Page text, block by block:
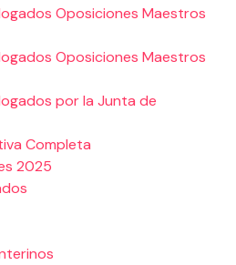
Oposiciones Maestros
Oposiciones Maestros
por la Junta de
Completa
2025